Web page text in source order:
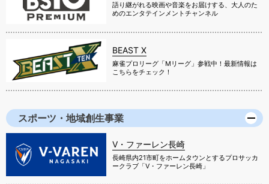
語り継がれる映画や音楽をお届けする、大人のた
めのエンタテインメントチャンネル
BEAST X
麻雀プロリーグ「Mリーグ」参戦中！最新情報は
こちらをチェック！
スポーツ・地域創生事業
V・ファーレン長崎
長崎県内21市町をホームタウンとするプロサッカ
ークラブ「V・ファーレン長崎」